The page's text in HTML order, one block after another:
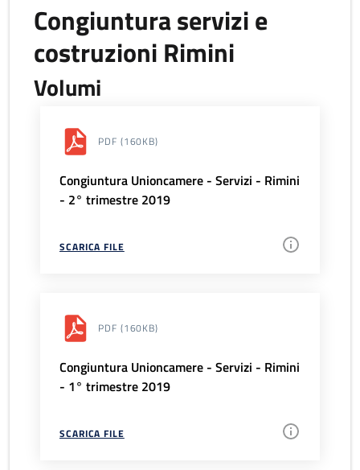
Congiuntura servizi e
costruzioni Rimini
Volumi
PDF (160KB)
Congiuntura Unioncamere - Servizi - Rimini
- 2° trimestre 2019
SCARICA FILE
PDF (160KB)
Congiuntura Unioncamere - Servizi - Rimini
- 1° trimestre 2019
SCARICA FILE